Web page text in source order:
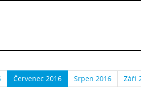
Červenec 2016 Srpen 2016 Září